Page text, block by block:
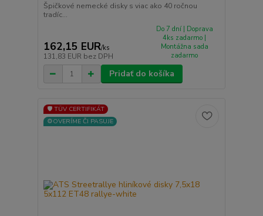
Špičkové nemecké disky s viac ako 40 ročnou
tradíc...
162,15 EUR/ks
131,83 EUR bez DPH
Do 7 dní | Doprava
4ks zadarmo |
Montážna sada
zadarmo
Pridať do košíka
🛡️ TÜV CERTIFIKÁT
⚙️OVERÍME ČI PASUJE